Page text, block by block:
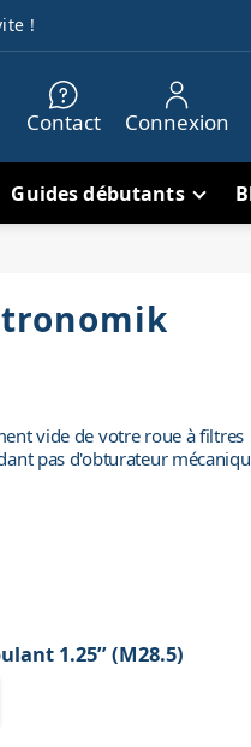
!
Contact Connexion
Guides débutants
vide de votre roue à filtres
pas d'obturateur
1.25’’ (M28.5)